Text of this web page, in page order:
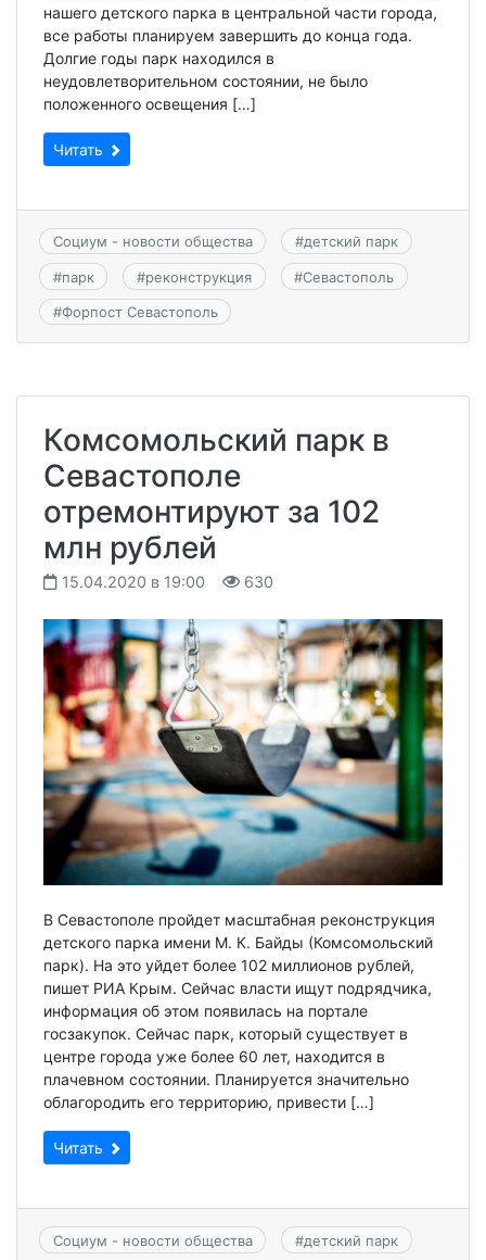
нашего детского парка в центральной части города,
все работы планируем завершить до конца года.
Долгие годы парк находился в
неудовлетворительном состоянии, не было
положенного освещения […]
Читать
Социум - новости общества #детский парк
#парк #реконструкция #Севастополь
#Форпост Севастополь
Комсомольский парк в
Севастополе
отремонтируют за 102
млн рублей
15.04.2020 в 19:00 630
В Севастополе пройдет масштабная реконструкция
детского парка имени М. К. Байды (Комсомольский
парк). На это уйдет более 102 миллионов рублей,
пишет РИА Крым. Сейчас власти ищут подрядчика,
информация об этом появилась на портале
госзакупок. Сейчас парк, который существует в
центре города уже более 60 лет, находится в
плачевном состоянии. Планируется значительно
облагородить его территорию, привести […]
Читать
Социум - новости общества #детский парк